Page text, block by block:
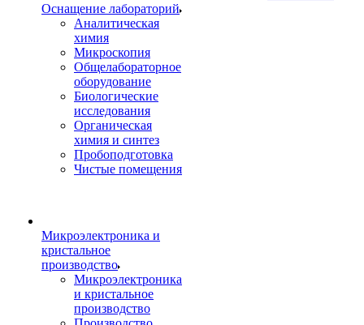
Оснащение лабораторий
Аналитическая
химия
Микроскопия
Общелабораторное
оборудование
Биологические
исследования
Органическая
химия и синтез
Пробоподготовка
Чистые помещения
Микроэлектроника и
кристальное
производство
Микроэлектроника
и кристальное
производство